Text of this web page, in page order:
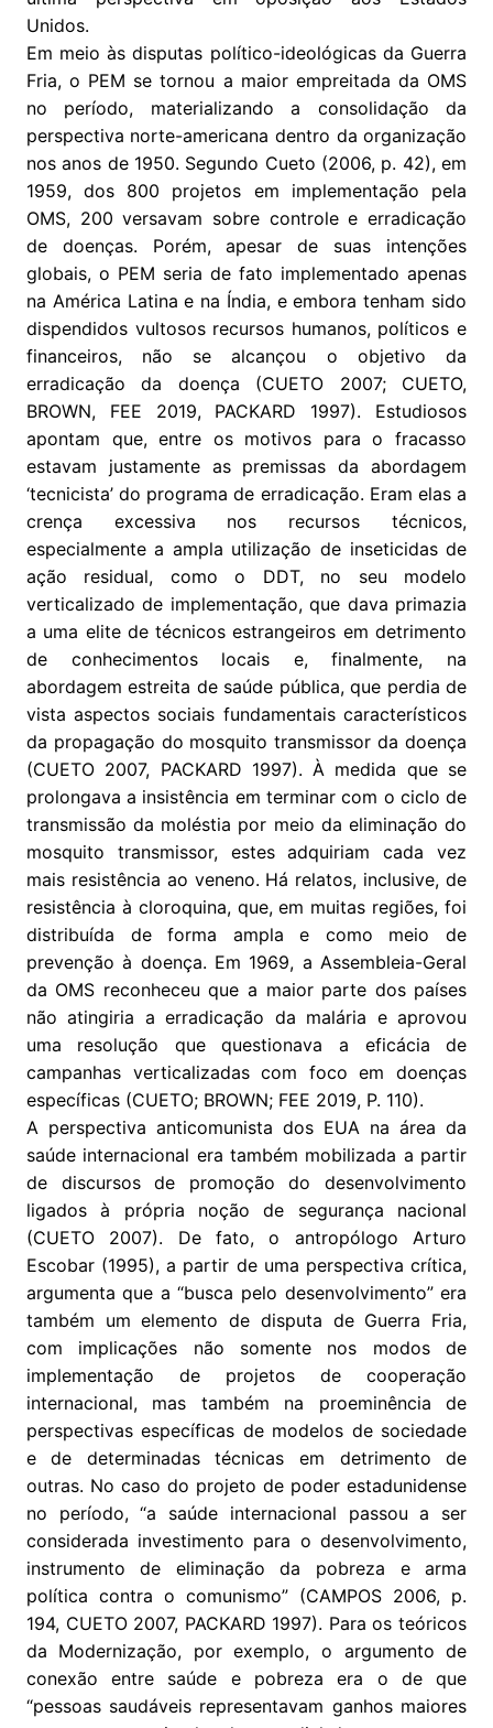
Unidos.
Em meio às disputas político-ideológicas da Guerra
Fria, o PEM se tornou a maior empreitada da OMS
no período, materializando a consolidação da
perspectiva norte-americana dentro da organização
nos anos de 1950. Segundo Cueto (2006, p. 42), em
1959, dos 800 projetos em implementação pela
OMS, 200 versavam sobre controle e erradicação
de doenças. Porém, apesar de suas intenções
globais, o PEM seria de fato implementado apenas
na América Latina e na Índia, e embora tenham sido
dispendidos vultosos recursos humanos, políticos e
financeiros, não se alcançou o objetivo da
erradicação da doença (CUETO 2007; CUETO,
BROWN, FEE 2019, PACKARD 1997). Estudiosos
apontam que, entre os motivos para o fracasso
estavam justamente as premissas da abordagem
‘tecnicista’ do programa de erradicação. Eram elas a
crença excessiva nos recursos técnicos,
especialmente a ampla utilização de inseticidas de
ação residual, como o DDT, no seu modelo
verticalizado de implementação, que dava primazia
a uma elite de técnicos estrangeiros em detrimento
de conhecimentos locais e, finalmente, na
abordagem estreita de saúde pública, que perdia de
vista aspectos sociais fundamentais característicos
da propagação do mosquito transmissor da doença
(CUETO 2007, PACKARD 1997). À medida que se
prolongava a insistência em terminar com o ciclo de
transmissão da moléstia por meio da eliminação do
mosquito transmissor, estes adquiriam cada vez
mais resistência ao veneno. Há relatos, inclusive, de
resistência à cloroquina, que, em muitas regiões, foi
distribuída de forma ampla e como meio de
prevenção à doença. Em 1969, a Assembleia-Geral
da OMS reconheceu que a maior parte dos países
não atingiria a erradicação da malária e aprovou
uma resolução que questionava a eficácia de
campanhas verticalizadas com foco em doenças
específicas (CUETO; BROWN; FEE 2019, P. 110).
A perspectiva anticomunista dos EUA na área da
saúde internacional era também mobilizada a partir
de discursos de promoção do desenvolvimento
ligados à própria noção de segurança nacional
(CUETO 2007). De fato, o antropólogo Arturo
Escobar (1995), a partir de uma perspectiva crítica,
argumenta que a “busca pelo desenvolvimento” era
também um elemento de disputa de Guerra Fria,
com implicações não somente nos modos de
implementação de projetos de cooperação
internacional, mas também na proeminência de
perspectivas específicas de modelos de sociedade
e de determinadas técnicas em detrimento de
outras. No caso do projeto de poder estadunidense
no período, “a saúde internacional passou a ser
considerada investimento para o desenvolvimento,
instrumento de eliminação da pobreza e arma
política contra o comunismo” (CAMPOS 2006, p.
194, CUETO 2007, PACKARD 1997). Para os teóricos
da Modernização, por exemplo, o argumento de
conexão entre saúde e pobreza era o de que
“pessoas saudáveis representavam ganhos maiores